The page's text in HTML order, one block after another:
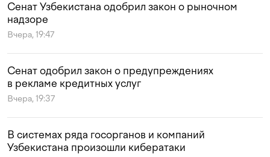
Сенат Узбекистана одобрил закон о рыночном
надзоре
Вчера, 19:47
Сенат одобрил закон о предупреждениях
в рекламе кредитных услуг
Вчера, 19:37
В системах ряда госорганов и компаний
Узбекистана произошли кибератаки